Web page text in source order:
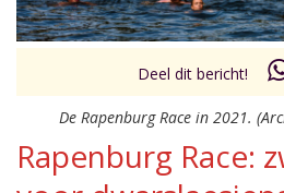
Deel dit bericht!
De Rapenburg Race in 2021.
Rapenburg Race: